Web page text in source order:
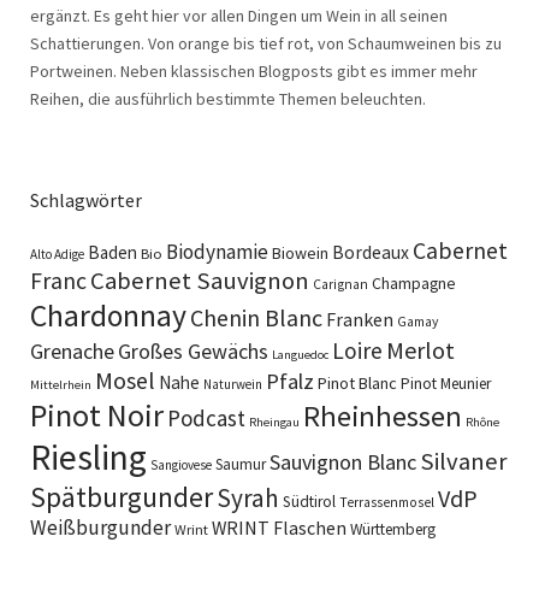
ergänzt. Es geht hier vor allen Dingen um Wein in all seinen
Schattierungen. Von orange bis tief rot, von Schaumweinen bis zu
Portweinen. Neben klassischen Blogposts gibt es immer mehr
Reihen, die ausführlich bestimmte Themen beleuchten.
Schlagwörter
Alto Adige Baden Bio BiodynamieBiowein Bordeaux Cabernet
FrancCabernet Sauvignon Carignan Champagne
ChardonnayChenin Blanc Franken Gamay
GrenacheGroßes Gewächs Languedoc Loire Merlot
Mittelrhein Mosel Nahe Naturwein Pfalz Pinot Blanc Pinot Meunier
Pinot Noir Podcast Rheingau Rheinhessen Rhône
Riesling Sangiovese SaumurSauvignon BlancSilvaner
SpätburgunderSyrah Südtirol Terrassenmosel VdP
Weißburgunder Wrint WRINT Flaschen Württemberg